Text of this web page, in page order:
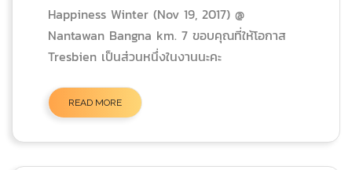
Happiness Winter (Nov 19, 2017) @
Nantawan Bangna km. 7 ขอบคุณที่ให้โอกาส
Tresbien เป็นส่วนหนึ่งในงานนะคะ
READ MORE